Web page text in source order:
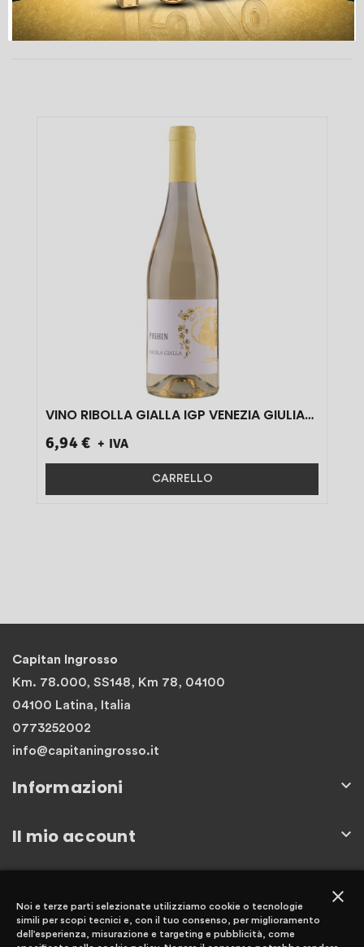
PRODOTTI NELLA STESSA CATEGORIA
VINO RIBOLLA GIALLA IGP VENEZIA GIULIA
6,94 € + IVA
CARRELLO
Capitan Ingrosso
Km. 78.000, SS148, Km 78, 04100
04100 Latina, Italia
0773252002
info@capitaningrosso.it
Informazioni 
Il mio account 
close
Noi e terze parti selezionate utilizziamo cookie o tecnologie
simili per scopi tecnici e, con il tuo consenso, per miglioramento
dell’esperienza, misurazione e targeting e pubblicità, come